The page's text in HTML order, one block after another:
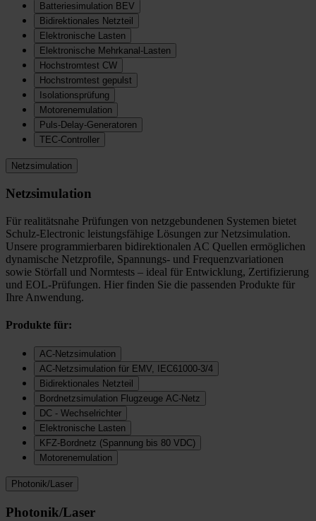
Batteriesimulation BEV
Bidirektionales Netzteil
Elektronische Lasten
Elektronische Mehrkanal-Lasten
Hochstromtest CW
Hochstromtest gepulst
Isolationsprüfung
Motorenemulation
Puls-Delay-Generatoren
TEC-Controller
Netzsimulation
Netzsimulation
Für realitätsnahe Prüfungen von netzgebundenen Systemen bietet
Schulz-Electronic leistungsfähige Lösungen zur Netzsimulation.
Unsere programmierbaren bidirektionalen AC Quellen ermöglichen
dynamische Netzprofile, Spannungs- und Frequenzvariationen
sowie Störfall und Normtests – ideal für Entwicklung, Zertifizierung
und EOL-Prüfungen. Hier finden Sie die passenden Produkte für
Ihre Anwendung.
Produkte für:
AC-Netzsimulation
AC-Netzsimulation für EMV, IEC61000-3/4
Bidirektionales Netzteil
Bordnetzsimulation Flugzeuge AC-Netz
DC - Wechselrichter
Elektronische Lasten
KFZ-Bordnetz (Spannung bis 80 VDC)
Motorenemulation
Photonik/Laser
Photonik/Laser